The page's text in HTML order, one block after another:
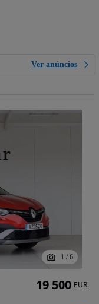
Ver anúncios
1 / 6
19 500 EUR